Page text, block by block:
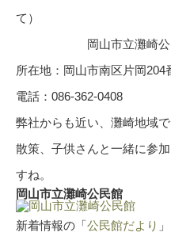
て）
岡山市立灘崎公
所在地： 岡山市南区片岡204
電話： 086-362-0408
弊社からも近い、灘崎地域
散策、子供さんと一緒に参
すね。
岡山市立灘崎公民館
新着情報の「公民館だより